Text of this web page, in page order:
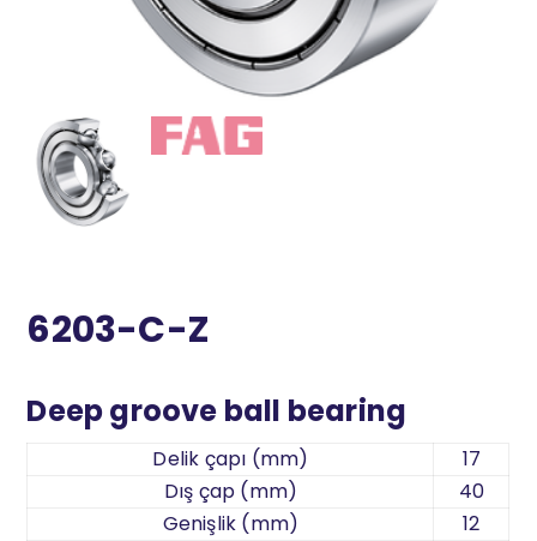
6203-C-Z
Deep groove ball bearing
Delik çapı (mm)
17
Dış çap (mm)
40
Genişlik (mm)
12